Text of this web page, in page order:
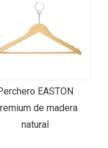
EASTON
de madera
natural